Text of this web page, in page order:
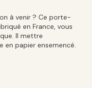
à venir ? Ce porte-
en France, vous
Il mettre
en papier ensemencé.